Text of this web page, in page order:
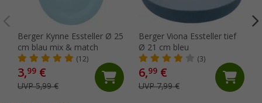
Berger Kynne Essteller Ø 25
cm blau mix & match
(12)
3,99 €
UVP 5,99 €
Berger Viona Essteller tief
Ø 21 cm bleu
(3)
6,99€
UVP 7,99 €